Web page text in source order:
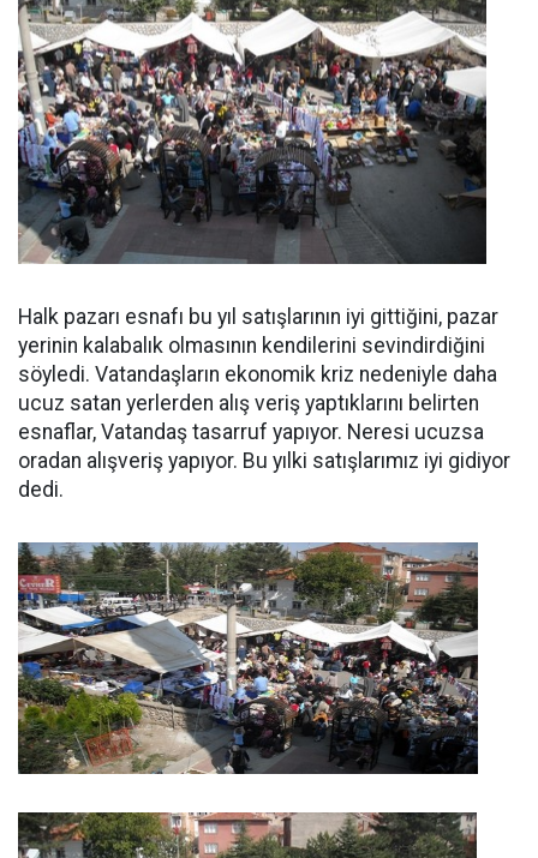
Halk pazarı esnafı bu yıl satışlarının iyi gittiğini, pazar
yerinin kalabalık olmasının kendilerini sevindirdiğini
söyledi. Vatandaşların ekonomik kriz nedeniyle daha
ucuz satan yerlerden alış veriş yaptıklarını belirten
esnaflar, Vatandaş tasarruf yapıyor. Neresi ucuzsa
oradan alışveriş yapıyor. Bu yılki satışlarımız iyi gidiyor
dedi.